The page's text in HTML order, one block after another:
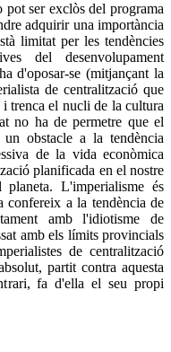
ser exclòs del programa
adquirir una importància
limitat per les tendències
del desenvolupament
d'oposar-se (mitjançant la
de centralització que
trenca el nucli de la cultura
no ha de permetre que el
obstacle a la tendència
de la vida econòmica
planificada en el nostre
L'imperialisme és
confereix a la tendència de
amb l'idiotisme de
amb els límits provincials
de centralització
partit contra aquesta
fa d'ella el seu propi